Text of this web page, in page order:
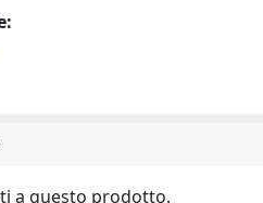
a questo prodotto.